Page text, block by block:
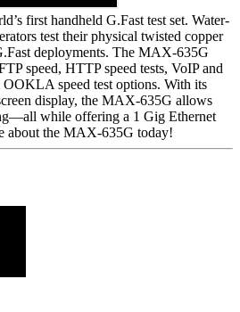
first handheld G.Fast test set. Water-
test their physical twisted copper
deployments. The MAX-635G
speed, HTTP speed tests, VoIP and
speed test options. With its
display, the MAX-635G allows
while offering a 1 Gig Ethernet
about the MAX-635G today!